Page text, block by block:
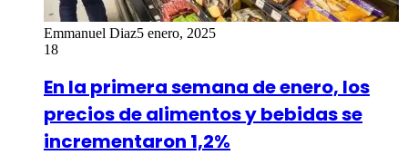
Emmanuel Diaz5 enero, 2025
18
En la primera semana de enero, los
precios de alimentos y bebidas se
incrementaron 1,2%